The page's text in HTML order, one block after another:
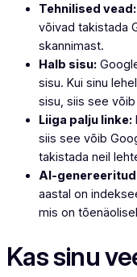
Tehnilised vead:
võivad takistada
skannimast.
Halb sisu:
sisu. Kui sinu
sisu, siis see
Liiga palju linke:
siis see võib
takistada neil
AI-
aastal on
mis on
Kas sinu